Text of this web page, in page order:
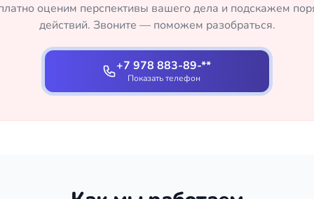
оценим перспективы вашего дела и подскажем
действий. Звоните — поможем разобраться.
+7 978 883-89-**
Показать телефон